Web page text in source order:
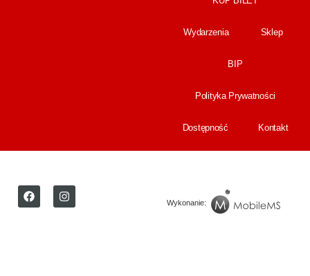
Wydarzenia Sklep
BIP
Polityka Prywatności
Dostępność Kontakt
Wykonanie: